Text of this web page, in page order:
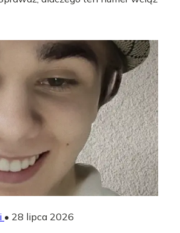
• 28 lipca 2026